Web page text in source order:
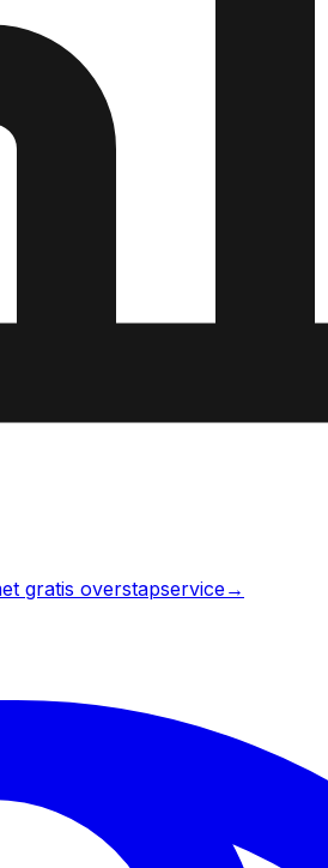
gratis overstapservice→